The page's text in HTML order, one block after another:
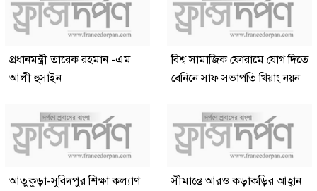
প্রধানমন্ত্রী তারেক রহমান -এম
আলী হুসাইন
বিশ্ব সামাজিক ফোরামে যোগ দিতে
বেনিনে সাফ সভাপতি খিয়াং নয়ন
আতুকুড়া-সুবিদপুর শিক্ষা কল্যাণ
সীমান্তে আরও কড়াকড়ির আহ্বান